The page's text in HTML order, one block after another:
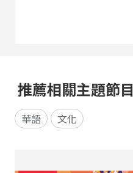
推薦相關主題節目
華語 文化